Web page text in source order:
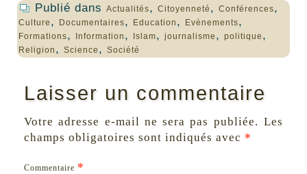
Publié dans Actualités, Citoyenneté , Conférences,
Culture , Documentaires, Education , Evènements,
Formations, Information , Islam, journalisme , politique ,
Religion , Science , Société
Laisser un commentaire
Votre adresse e-mail ne sera pas publiée. Les
champs obligatoires sont indiqués avec *
Commentaire *